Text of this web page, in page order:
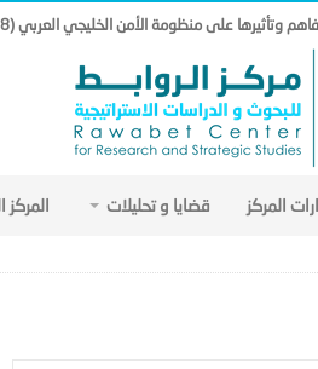
وتأثيرها على منظومة الأمن الخليجي العربي (18).
المركز قضايا و تحليلات المركز